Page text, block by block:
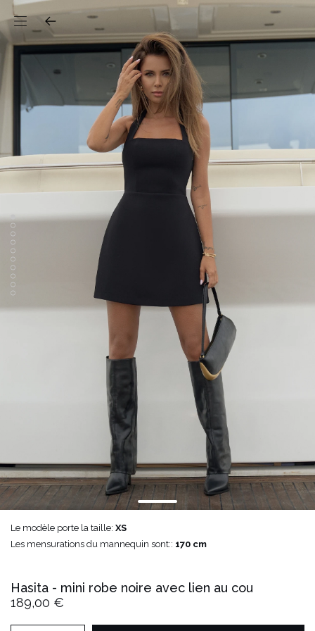
Hasita - mini robe noire avec lien au cou
189,00 €
Le modèle porte la taille: XS
Les mensurations du mannequin sont:: 170 cm